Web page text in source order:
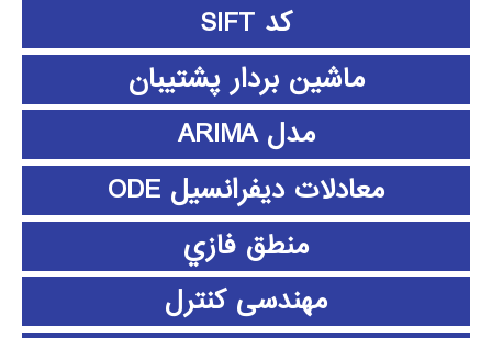
کد SIFT
ماشین بردار پشتیبان
مدل ARIMA
معادلات دیفرانسیل ODE
منطق فازي
مهندسی کنترل